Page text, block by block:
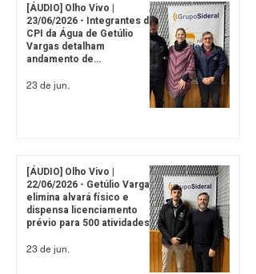
[ÁUDIO] Olho Vivo |
23/06/2026 - Integrantes da
CPI da Água de Getúlio
Vargas detalham
andamento de
fiscalização de contrato
23 de jun.
[ÁUDIO] Olho Vivo |
22/06/2026 - Getúlio Vargas
elimina alvará físico e
dispensa licenciamento
prévio para 500 atividades
23 de jun.